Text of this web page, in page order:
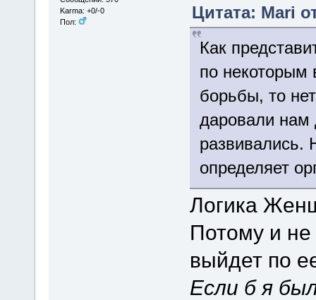
Karma: +0/-0
Пол:
Цитата: Mari
Как
по некоторым
борьбы, то
даровали нам
развивались.
определяет
Логика
Потому и не
выйдет по
Если б я